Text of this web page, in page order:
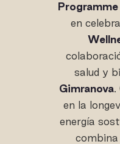
Programme
en
salud y
Gimranova.
en la
energía